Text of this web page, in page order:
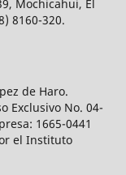
Mochicahui, El
8160-320.
de Haro.
Exclusivo No. 04-
1665-0441
el Instituto